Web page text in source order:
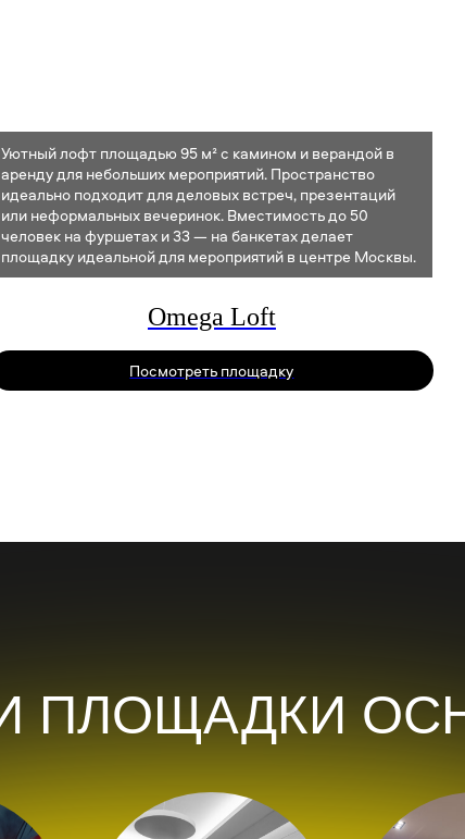
Уютный лофт площадью 95 м² с камином и верандой в
аренду для небольших мероприятий. Пространство
идеально подходит для деловых встреч, презентаций
или неформальных вечеринок. Вместимость до 50
человек на фуршетах и 33 — на банкетах делает
площадку идеальной для мероприятий в центре Москвы.
Omega Loft
Посмотреть площадку